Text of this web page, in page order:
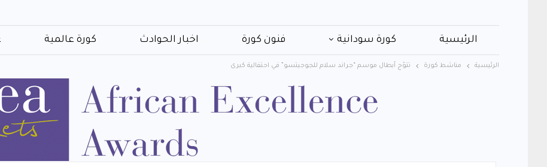
الرئيسية كورة سودانية فنون كورة اخبار الحوادث كورة عالمية
الرئيسية مناشط كورة تتوّج أبطال موسم “جراند سلام للجوجيتسو” في احتفالية كبرى